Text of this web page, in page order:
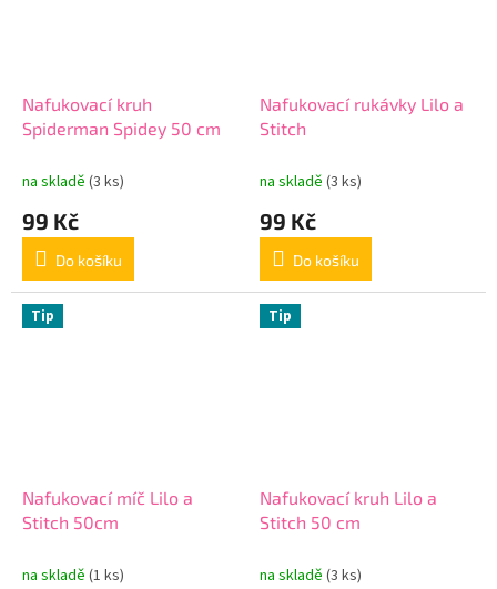
Nafukovací kruh
Spiderman Spidey 50 cm
na skladě (3 ks)
99 Kč
Do košíku
Nafukovací rukávky Lilo a
Stitch
na skladě (3 ks)
99 Kč
Do košíku
Tip
Nafukovací míč Lilo a
Stitch 50cm
na skladě (1 ks)
Tip
Nafukovací kruh Lilo a
Stitch 50 cm
na skladě (3 ks)